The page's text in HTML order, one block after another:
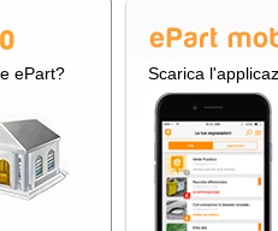
ePart? Scarica